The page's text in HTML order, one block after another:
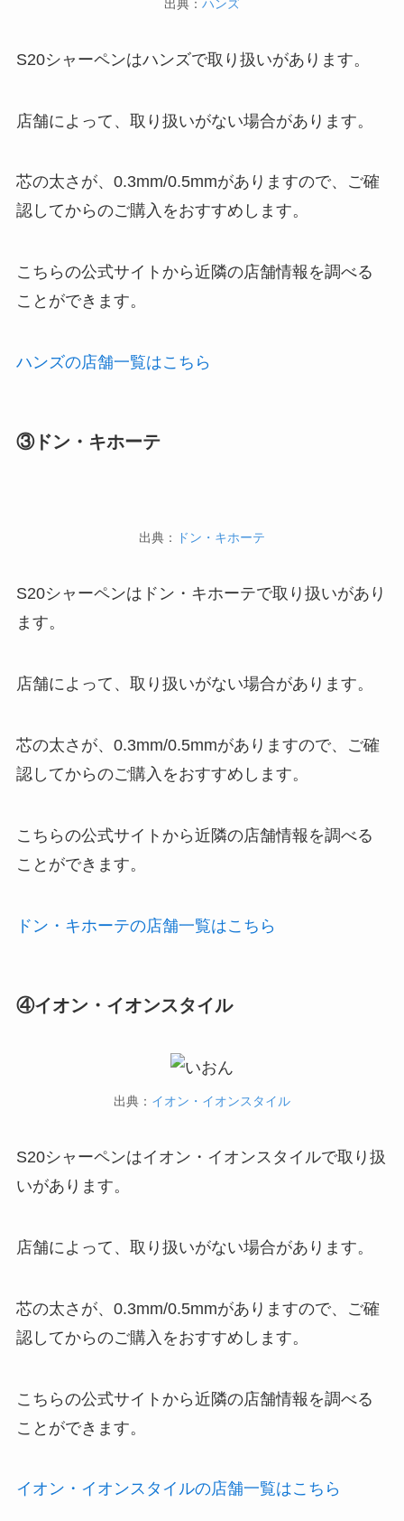
出典： ハンズ
S20シャーペンはハンズで取り扱いがあります。
店舗によって、取り扱いがない場合があります。
芯の太さが、0.3mm/0.5mmがありますので、ご確
認してからのご購入をおすすめします。
こちらの公式サイトから近隣の店舗情報を調べる
ことができます。
ハンズの店舗一覧はこちら
③ドン・キホーテ
出典： ドン・キホーテ
S20シャーペンはドン・キホーテで取り扱いがあり
ます。
店舗によって、取り扱いがない場合があります。
芯の太さが、0.3mm/0.5mmがありますので、ご確
認してからのご購入をおすすめします。
こちらの公式サイトから近隣の店舗情報を調べる
ことができます。
ドン・キホーテの店舗一覧はこちら
④イオン・イオンスタイル
出典： イオン・イオンスタイル
S20シャーペンはイオン・イオンスタイルで取り扱
いがあります。
店舗によって、取り扱いがない場合があります。
芯の太さが、0.3mm/0.5mmがありますので、ご確
認してからのご購入をおすすめします。
こちらの公式サイトから近隣の店舗情報を調べる
ことができます。
イオン・イオンスタイルの店舗一覧はこちら